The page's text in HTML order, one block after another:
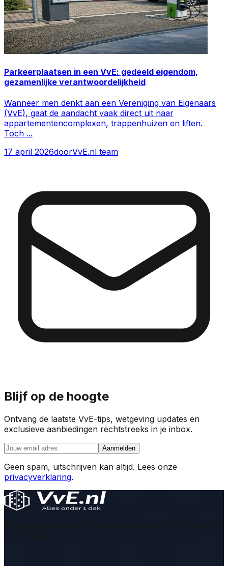
Parkeerplaatsen in een VvE: gedeeld eigendom,
gezamenlijke verantwoordelijkheid
Wanneer men denkt aan een Vereniging van Eigenaars
(VvE), gaat de aandacht vaak direct uit naar
appartementencomplexen, trappenhuizen en liften.
Toch ...
17 april 2026doorVvE.nl team
Blijf op de hoogte
Ontvang de laatste VvE-tips, wetgeving updates en
exclusieve aanbiedingen rechtstreeks in je inbox.
Aanmelden
Geen spam, uitschrijven kan altijd. Lees onze
privacyverklaring.